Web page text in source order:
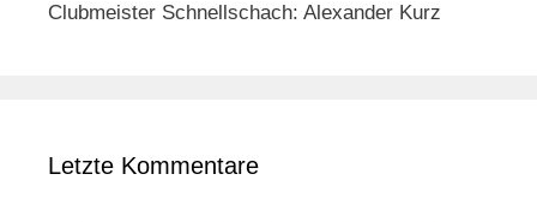
Clubmeister Schnellschach: Alexander Kurz
Letzte Kommentare